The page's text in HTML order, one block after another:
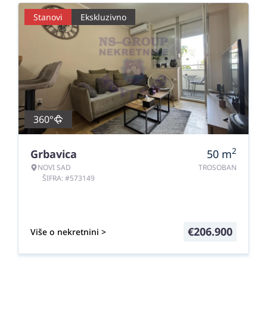
Stanovi Ekskluzivno
360°
Grbavica
NOVI SAD
ŠIFRA: #573149
50 m2
TROSOBAN
Više o nekretnini > €206.900